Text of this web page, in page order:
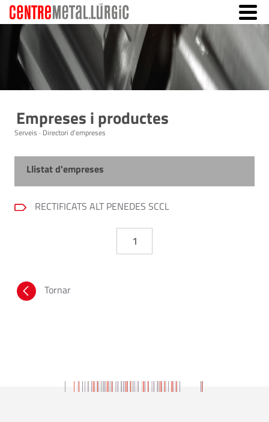
Empreses i productes
Serveis · Directori d'empreses
Llistat d'empreses
RECTIFICATS ALT PENEDES SCCL
1
Tornar